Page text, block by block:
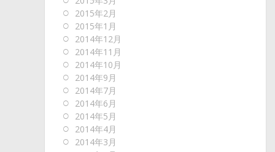
2015年2月
2015年1月
2014年12月
2014年11月
2014年10月
2014年9月
2014年7月
2014年6月
2014年5月
2014年4月
2014年3月